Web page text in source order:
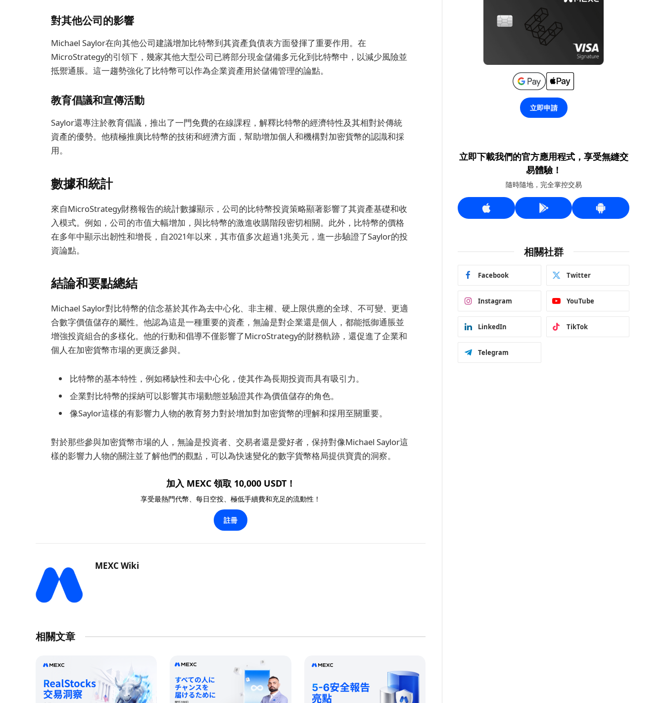
對其他公司的影響
Michael Saylor在向其他公司建議增加比特幣到其資產負債表方面發揮了重要作用。在
MicroStrategy的引領下，幾家其他大型公司已將部分現金儲備多元化到比特幣中，以減少風險並
抵禦通脹。這一趨勢強化了比特幣可以作為企業資產用於儲備管理的論點。
教育倡議和宣傳活動
Saylor還專注於教育倡議，推出了一門免費的在線課程，解釋比特幣的經濟特性及其相對於傳統
資產的優勢。他積極推廣比特幣的技術和經濟方面，幫助增加個人和機構對加密貨幣的認識和採
用。
數據和統計
來自MicroStrategy財務報告的統計數據顯示，公司的比特幣投資策略顯著影響了其資產基礎和收
入模式。例如，公司的市值大幅增加，與比特幣的激進收購階段密切相關。此外，比特幣的價格
在多年中顯示出韌性和增長，自2021年以來，其市值多次超過1兆美元，進一步驗證了Saylor的投
資論點。
結論和要點總結
Michael Saylor對比特幣的信念基於其作為去中心化、非主權、硬上限供應的全球、不可變、更適
合數字價值儲存的屬性。他認為這是一種重要的資產，無論是對企業還是個人，都能抵御通脹並
增強投資組合的多樣化。他的行動和倡導不僅影響了MicroStrategy的財務軌跡，還促進了企業和
個人在加密貨幣市場的更廣泛參與。
比特幣的基本特性，例如稀缺性和去中心化，使其作為長期投資而具有吸引力。
企業對比特幣的採納可以影響其市場動態並驗證其作為價值儲存的角色。
像Saylor這樣的有影響力人物的教育努力對於增加對加密貨幣的理解和採用至關重要。
對於那些參與加密貨幣市場的人，無論是投資者、交易者還是愛好者，保持對像Michael Saylor這
樣的影響力人物的關注並了解他們的觀點，可以為快速變化的數字貨幣格局提供寶貴的洞察。
加入 MEXC 領取 10,000 USDT！
享受最熱門代幣、每日空投、極低手續費和充足的流動性！
註冊
MEXC Wiki
相關文章
立即申請
立即下載我們的官方應用程式，享受無縫交
易體驗！
隨時隨地，完全掌控交易
相關社群
Facebook Twitter
Instagram YouTube
LinkedIn TikTok
Telegram